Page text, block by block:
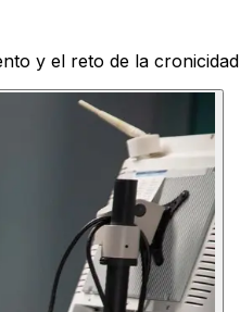
y el reto de la cronicidad